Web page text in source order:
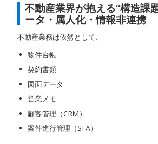
不動産業界が抱える“構造課
ータ・属人化・情報非連携
不動産業務は依然として、
物件台帳
契約書類
図面データ
営業メモ
顧客管理（CRM）
案件進行管理（SFA）